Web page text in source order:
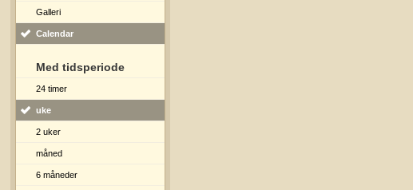
Galleri
Calendar
Med tidsperiode
24 timer
uke
2 uker
måned
6 måneder